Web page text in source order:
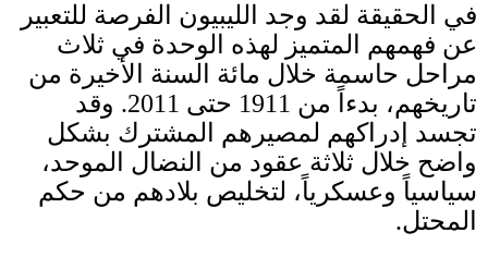
في الحقيقة لقد وجد الليبيون الفرصة للتعبير
عن فهمهم المتميز لهذه الوحدة في ثلاث
مراحل حاسمة خلال مائة السنة الأخيرة من
تاريخهم، بدءاً من 1911 حتى 2011. وقد
تجسد إدراكهم لمصيرهم المشترك بشكل
واضح خلال ثلاثة عقود من النضال الموحد،
سياسياً وعسكرياً، لتخليص بلادهم من حكم
المحتل.